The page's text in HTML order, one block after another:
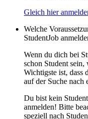
Gleich hier
Welche
StudentJob
Wenn du dich bei
schon Student
Wichtigste ist, dass
auf der Suche nach
Du bist kein
anmelden! Bitte
speziell nach